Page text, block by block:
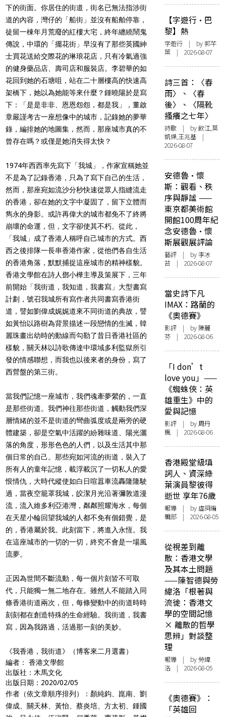
下的街面。你居住的街道，街名已無法指涉街
道的內容，灣仔的「船街」並沒有船舶停靠，
徒留一棟年月荒廢的紅樓大宅，終年纏繞鬧鬼
傳說，中環的「擺花街」早沒有了那些英國紳
士買花送給交際花的琳琅花店，只有冷氣過強
的健身藥品店、壽司店和服裝店。李碧華的如
花回到她的石塘咀，站在二十層樓高的快速高
架橋下，她以為她能等來什麼？鍾曉陽於是寫
下：「是是非非、恩恩怨怨，都是我」，董啟
章嚴謹考古一座想像中的城市，記錄她的夢華
錄，編排她的地圖集，然而，那座城市真的不
曾存在嗎？或僅是她消失得太快？
1974年西西率先寫下「我城」，作家宣稱她並
不是為了記錄香港，只為了寫下自己的生活，
然而，那座宛如流沙分秒快速從眾人指縫流走
的香港，卻在她的文字中凝固了，留下立體而
雋永的身影。或許再偉大的城市都免不了終將
崩壞的命運，但，文字卻使其不朽。從此，
「我城」成了香港人稱呼自己城市的方式。西
西之後排隊一長串香港作家，從他們各自生活
的香港角落，默默捕捉這座城市的精神樣貌。
香港文學館在詩人鄧小樺主導及策展下，三年
前開始「我街道，我知道，我書寫」大型書寫
計劃，號召我城所有寫作者共同書寫香港街
道，譬如劉偉成娓娓道來不同街道的典故，譬
如黃怡以路樹為背景描述一段戀情的生滅，韓
麗珠畫出幼時的動線而勾勒了昔日香港社區的
樣貌，關天林以詩歌傳達中環域多利監獄所引
發的情感聯想，而我也以後來者的身份，寫了
西營盤的第三街。
當我們記憶一座城市，我們魂牽夢縈的，一直
是那些街道。我們神往那些街道，觸動我們深
層情緒的並不是街道的彎曲弧度或是兩旁的硬
體建築，卻是空氣中活躍的紛雜味道、陽光灑
落的角度，形形色色的人們，以及生活其中那
個日常的自己。那些宛如河流的街道，裝入了
所有人的童年記憶，載浮載沉了一切私人的愛
恨情仇，大時代縱使如白日喧囂車流轟隆隆駛
過，當夜空籠罩我城，皎潔月光沿著彌敦道漫
流，流入維多利亞港灣，粼粼照耀海水，每個
在天星小輪回望我城的人都不免有個錯覺，是
的，香港屬於我。此刻當下，將進入永恆。我
在這座城市的一切的一切，終究不會是一場風
流夢。
正因為世間不斷流動，每一個片刻皆不可取
代，只能獨一無二地存在。雖然人不能踏入同
條香港街道兩次，但，每條變動中的街道時時
刻刻都在創造特殊的生命經驗。我街道，我書
寫，因為我路過，活過那一刻的美妙。
《我香港，我街道》（博客來二月選書）
編者：香港文學館
出版社： 木馬文化
出版日期：2020/02/05
作者（依文章順序排列）：顏純鈎、崑南、劉
偉成、關天林、黃怡、蔡炎培、方太初、鍾國
【字遊行·巴
黎】熱
字遊行 | by 郭芊
葉 | 2026-08-07
詩三首：〈春
雨〉、〈春
後〉、〈隔靴
搔癢之七年〉
詩歌 | by 飲江,莫
凱傑,王兆基 |
2026-08-07
安德魯·懷
斯：觀看、秩
序與靜謐 ——
東京都美術館
開館100周年紀
念安德魯·懷
斯展觀展評論
藝評 | by 李冰
苔 | 2026-08-07
當史詩下凡
IMAX：路蘭的
《奧德賽》
影評 | by 陳麗
芬 | 2026-08-06
「I don’t
love you」——
《蜘蛛俠：英
雄重生》中的
愛與記憶
影評 | by周丹
楓 | 2026-08-06
香港殿堂級填
詞人、資深綠
葉演員黎彼得
逝世 享年76歲
報導 | by 虛詞編
輯部 | 2026-08-05
從視差到離
散：香港文學
及其本土問題
——陳智德與勞
緯洛「根著與
流徙：香港文
學的空間記憶
× 離散的哲學
思辨」對談整
理
報導 | by 勞緯
洛 | 2026-08-05
《奧德賽》：
「英雄回